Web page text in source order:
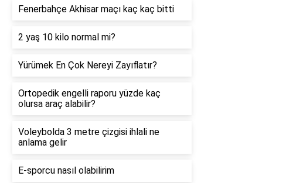
Fenerbahçe Akhisar maçı kaç kaç bitti
2 yaş 10 kilo normal mi?
Yürümek En Çok Nereyi Zayıflatır?
Ortopedik engelli raporu yüzde kaç
olursa araç alabilir?
Voleybolda 3 metre çizgisi ihlali ne
anlama gelir
E-sporcu nasıl olabilirim